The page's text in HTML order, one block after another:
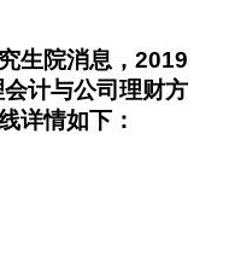
生院消息，2019
计与公司理财方
详情如下：